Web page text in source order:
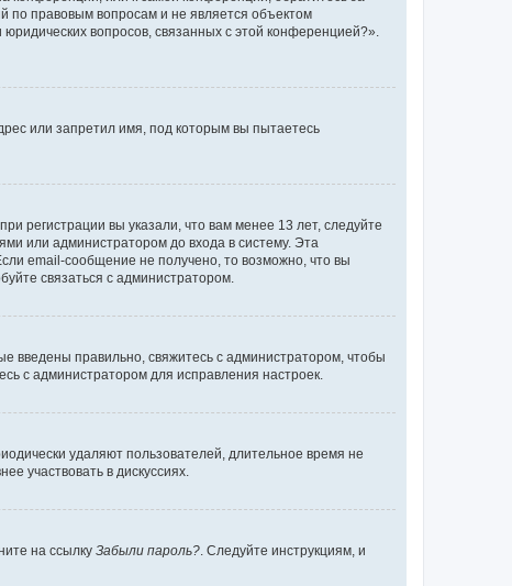
по правовым вопросам и не является объектом
вопросов, связанных с этой конференцией?».
или запретил имя, под которым вы пытаетесь
регистрации вы указали, что вам менее 13 лет, следуйте
или администратором до входа в систему. Эта
email-сообщение не получено, то возможно, что вы
связаться с администратором.
введены правильно, свяжитесь с администратором, чтобы
с администратором для исправления настроек.
удаляют пользователей, длительное время не
участвовать в дискуссиях.
на ссылку Забыли пароль? . Следуйте инструкциям, и